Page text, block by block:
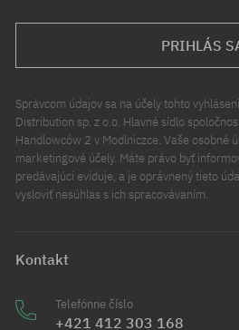
PRIHLÁS
Správcom údajov sa na účely tohto
Distribution sp. z o.o. Hlavné sídlo
Handlowców 2 v Modlniczce. Vaše osobné
marketingové účely. Máte právo byť
predávajúci eviduje, a je oprávnený tieto
vysloviť nesúhlas s ich spracovávaním.
Kontakt
Telefónne číslo
+421 412 303 168